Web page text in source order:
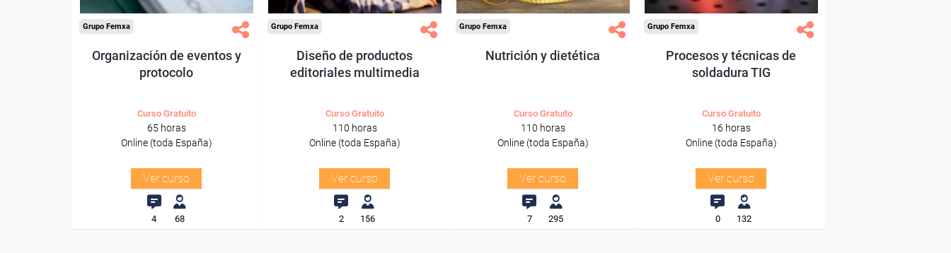
Grupo Femxa
Organización de eventos y
protocolo
Curso Gratuito
65 horas
Online (toda España)
Ver curso
4 68
Grupo Femxa
Diseño de productos
editoriales multimedia
Curso Gratuito
110 horas
Online (toda España)
Ver curso
2 156
Grupo Femxa
Nutrición y dietética
Curso Gratuito
110 horas
Online (toda España)
Ver curso
7 295
Grupo Femxa
Procesos y técnicas de
soldadura TIG
Curso Gratuito
16 horas
Online (toda España)
Ver curso
0 132